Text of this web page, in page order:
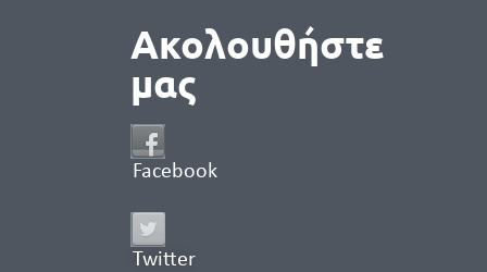
Ακολουθήστε
μας
Facebook
Twitter